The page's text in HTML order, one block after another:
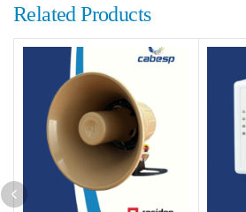
Related Products